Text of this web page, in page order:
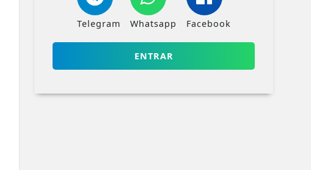
Telegram Whatsapp Facebook
ENTRAR